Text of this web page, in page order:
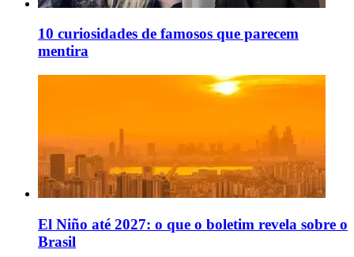
10 curiosidades de famosos que parecem
mentira
El Niño até 2027: o que o boletim revela sobre o
Brasil